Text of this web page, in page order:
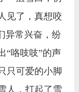
见了，真想咬
异常兴奋，纷
“咯吱吱”的声
只可爱的小脚
人，打起了雪